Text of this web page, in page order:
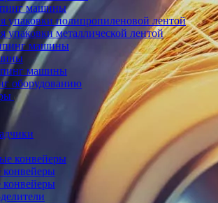
машины
полипропиленовой лентой
металлической лентой
машины
машины
оборудованию
конвейеры